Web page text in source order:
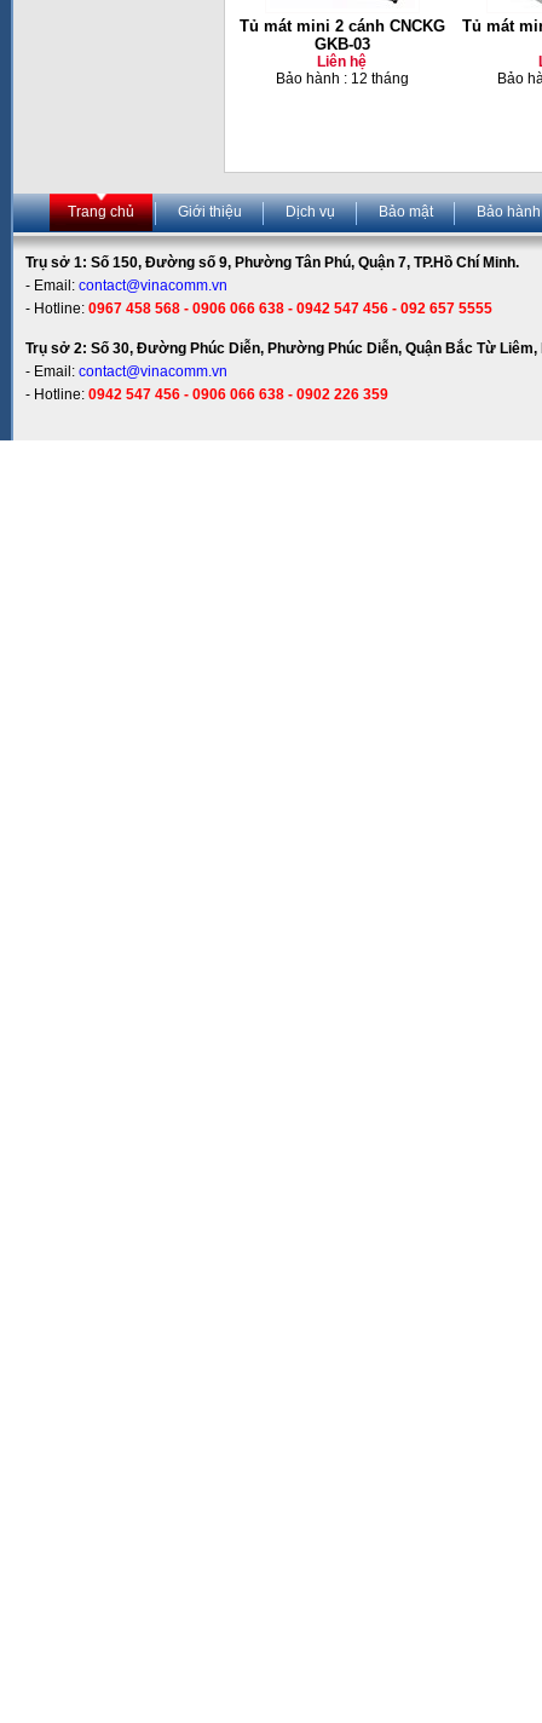
Tủ mát mini 2 cánh CNCKG
GKB-03
Liên hệ
Bảo hành : 12 tháng
Tủ mát
Bảo
Trang chủ Giới thiệu Dịch vụ Bảo mật Bảo hành
Trụ sở 1: Số 150, Đường số 9, Phường Tân Phú, Quận 7, TP.Hồ Chí Minh.
- Email: contact@vinacomm.vn
- Hotline: 0967 458 568 - 0906 066 638 - 0942 547 456 - 092 657 5555
Trụ sở 2: Số 30, Đường Phúc Diễn, Phường Phúc Diễn, Quận Bắc Từ Liêm,
- Email: contact@vinacomm.vn
- Hotline: 0942 547 456 - 0906 066 638 - 0902 226 359